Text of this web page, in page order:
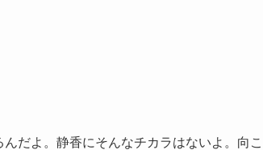
だよ。静香にそんなチカラはないよ。向こ